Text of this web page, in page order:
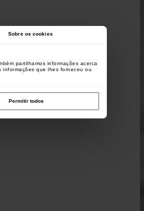
Sobre os cookies
partilhamos informações acerca
que lhes forneceu ou
Permitir todos
Carp Bomb Feeder
1,90€ 1,70€
Extra Carp Boilies Stops Soft
1,90